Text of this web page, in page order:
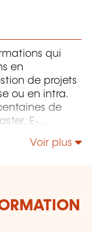
qui
en
de projets
ou en intra.
de
E-
artificielle,
Voir plus